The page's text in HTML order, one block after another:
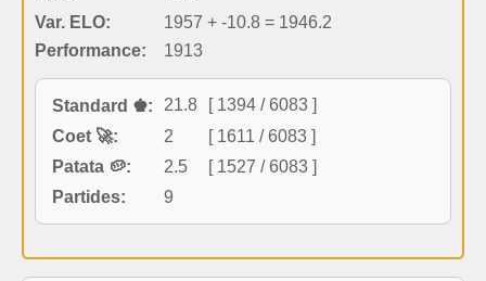
Var. ELO:
1957 + -10.8 = 1946.2
Performance:
1913
Standard ♚: 21.8
[ 1394 / 6083 ]
Coet 🚀:
2
[ 1611 / 6083 ]
Patata 🥔:
2.5
[ 1527 / 6083 ]
Partides:
9